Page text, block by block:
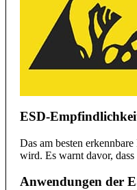
ESD-
Das am besten
wird. Es warnt davor,
Anwendungen der